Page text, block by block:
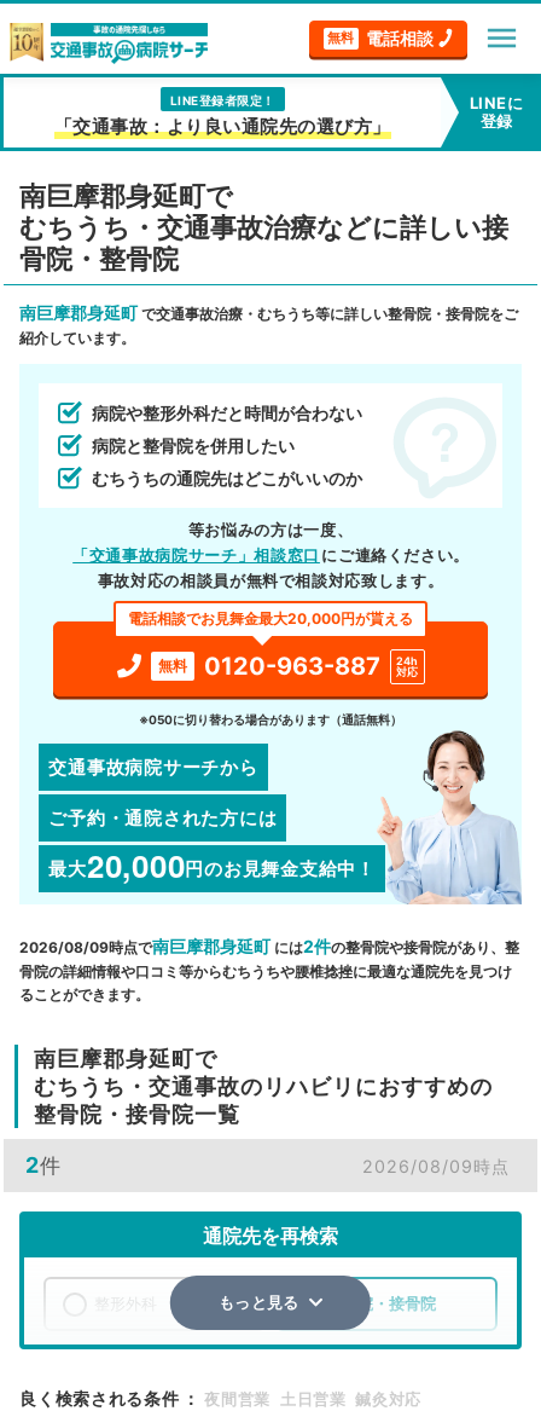
無料 電話相談 menu
LINE登録者限定！
「交通事故：より良い通院先の選び方」
LINEに
登録
南巨摩郡身延町で
むちうち・交通事故治療などに詳しい接
骨院・整骨院
南巨摩郡身延町で交通事故治療・むちうち等に詳しい整骨院・接骨院をご
紹介しています。
病院や整形外科だと時間が合わない
病院と整骨院を併用したい
むちうちの通院先はどこがいいのか
等お悩みの方は一度、
「交通事故病院サーチ」相談窓口 にご連絡ください。
事故対応の相談員が無料で相談対応致します。
電話相談でお見舞金最大20,000円が貰える
無料 0120-963-887
24h
対応
※050に切り替わる場合があります（通話無料）
交通事故病院サーチから
ご予約・通院された方には
最大20,000円のお見舞金支給中！
2026/08/09時点で南巨摩郡身延町 には2件の整骨院や接骨院があり、整
骨院の詳細情報や口コミ等からむちうちや腰椎捻挫に最適な通院先を見つけ
ることができます。
南巨摩郡身延町で
むちうち・交通事故のリハビリにおすすめの
整骨院・接骨院一覧
2件 2026/08/09時点
通院先を再検索
整骨院・接骨院
もっと見る
良く検索される条件 ： 夜間営業 土日営業 鍼灸対応